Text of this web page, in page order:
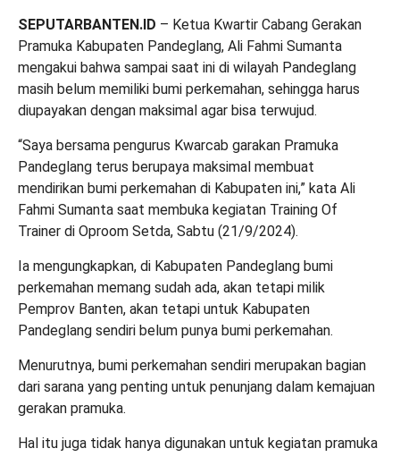
SEPUTARBANTEN.ID – Ketua Kwartir Cabang Gerakan
Pramuka Kabupaten Pandeglang, Ali Fahmi Sumanta
mengakui bahwa sampai saat ini di wilayah Pandeglang
masih belum memiliki bumi perkemahan, sehingga harus
diupayakan dengan maksimal agar bisa terwujud.
“Saya bersama pengurus Kwarcab garakan Pramuka
Pandeglang terus berupaya maksimal membuat
mendirikan bumi perkemahan di Kabupaten ini,” kata Ali
Fahmi Sumanta saat membuka kegiatan Training Of
Trainer di Oproom Setda, Sabtu (21/9/2024).
Ia mengungkapkan, di Kabupaten Pandeglang bumi
perkemahan memang sudah ada, akan tetapi milik
Pemprov Banten, akan tetapi untuk Kabupaten
Pandeglang sendiri belum punya bumi perkemahan.
Menurutnya, bumi perkemahan sendiri merupakan bagian
dari sarana yang penting untuk penunjang dalam kemajuan
gerakan pramuka.
Hal itu juga tidak hanya digunakan untuk kegiatan pramuka